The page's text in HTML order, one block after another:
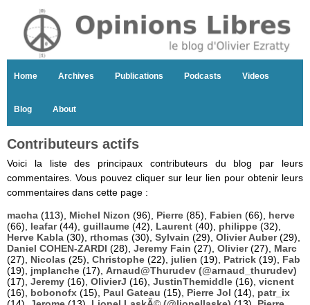
Home Archives Publications Podcasts Videos
Blog About
Contributeurs actifs
Voici la liste des principaux contributeurs du blog par leurs
commentaires. Vous pouvez cliquer sur leur lien pour obtenir leurs
commentaires dans cette page :
macha (113), Michel Nizon (96), Pierre (85), Fabien (66), herve
(66), leafar(44), guillaume (42), Laurent (40), philippe (32),
Herve Kabla (30), rthomas (30), Sylvain (29), Olivier Auber(29),
Daniel COHEN-ZARDI (28), Jeremy Fain (27), Olivier(27), Marc
(27), Nicolas (25), Christophe (22), julien (19), Patrick (19), Fab
(19), jmplanche (17), Arnaud@Thurudev (@arnaud_thurudev)
(17), Jeremy (16), OlivierJ (16), JustinThemiddle (16), vicnent
(16), bobonofx (15), Paul Gateau (15), Pierre Jol (14), patr_ix